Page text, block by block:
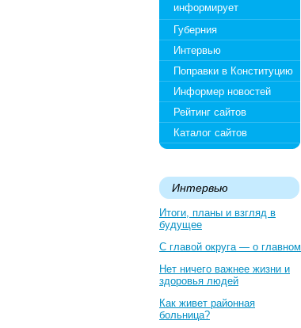
информирует
Губерния
Интервью
Поправки в Конституцию
Информер новостей
Рейтинг сайтов
Каталог сайтов
Интервью
Итоги, планы и взгляд в
будущее
С главой округа — о главном
Нет ничего важнее жизни и
здоровья людей
Как живет районная
больница?